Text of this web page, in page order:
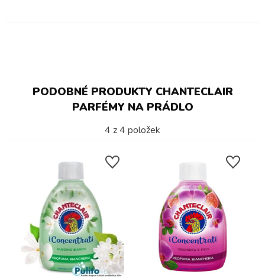
PODOBNÉ PRODUKTY CHANTECLAIR
PARFÉMY NA PRÁDLO
4 z4 položek